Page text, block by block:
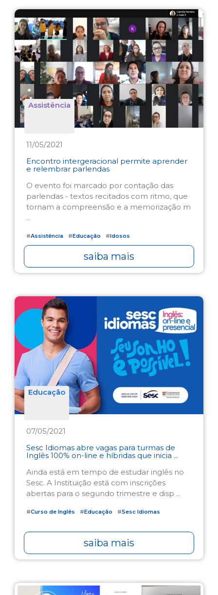
Assistência
11/05/2021
Encontro intergeracional permite aprender
e relembrar parlendas
O evento foi marcado por contação das
parlendas - textos recitados com ritmo, que
tornam a compreensão e a memorização m
...
#Assistência #Educação #Idosos
saiba mais
Educação
07/05/2021
Sesc Idiomas abre vagas para turmas de
Inglês 100% on-line e híbridas que inicia ...
Ainda está em tempo de estudar inglês no
Sesc. A Instituição está com inscrições
abertas para o segundo trimestre e disp ...
#Curso de Inglês #Educação #Sesc Idiomas
saiba mais